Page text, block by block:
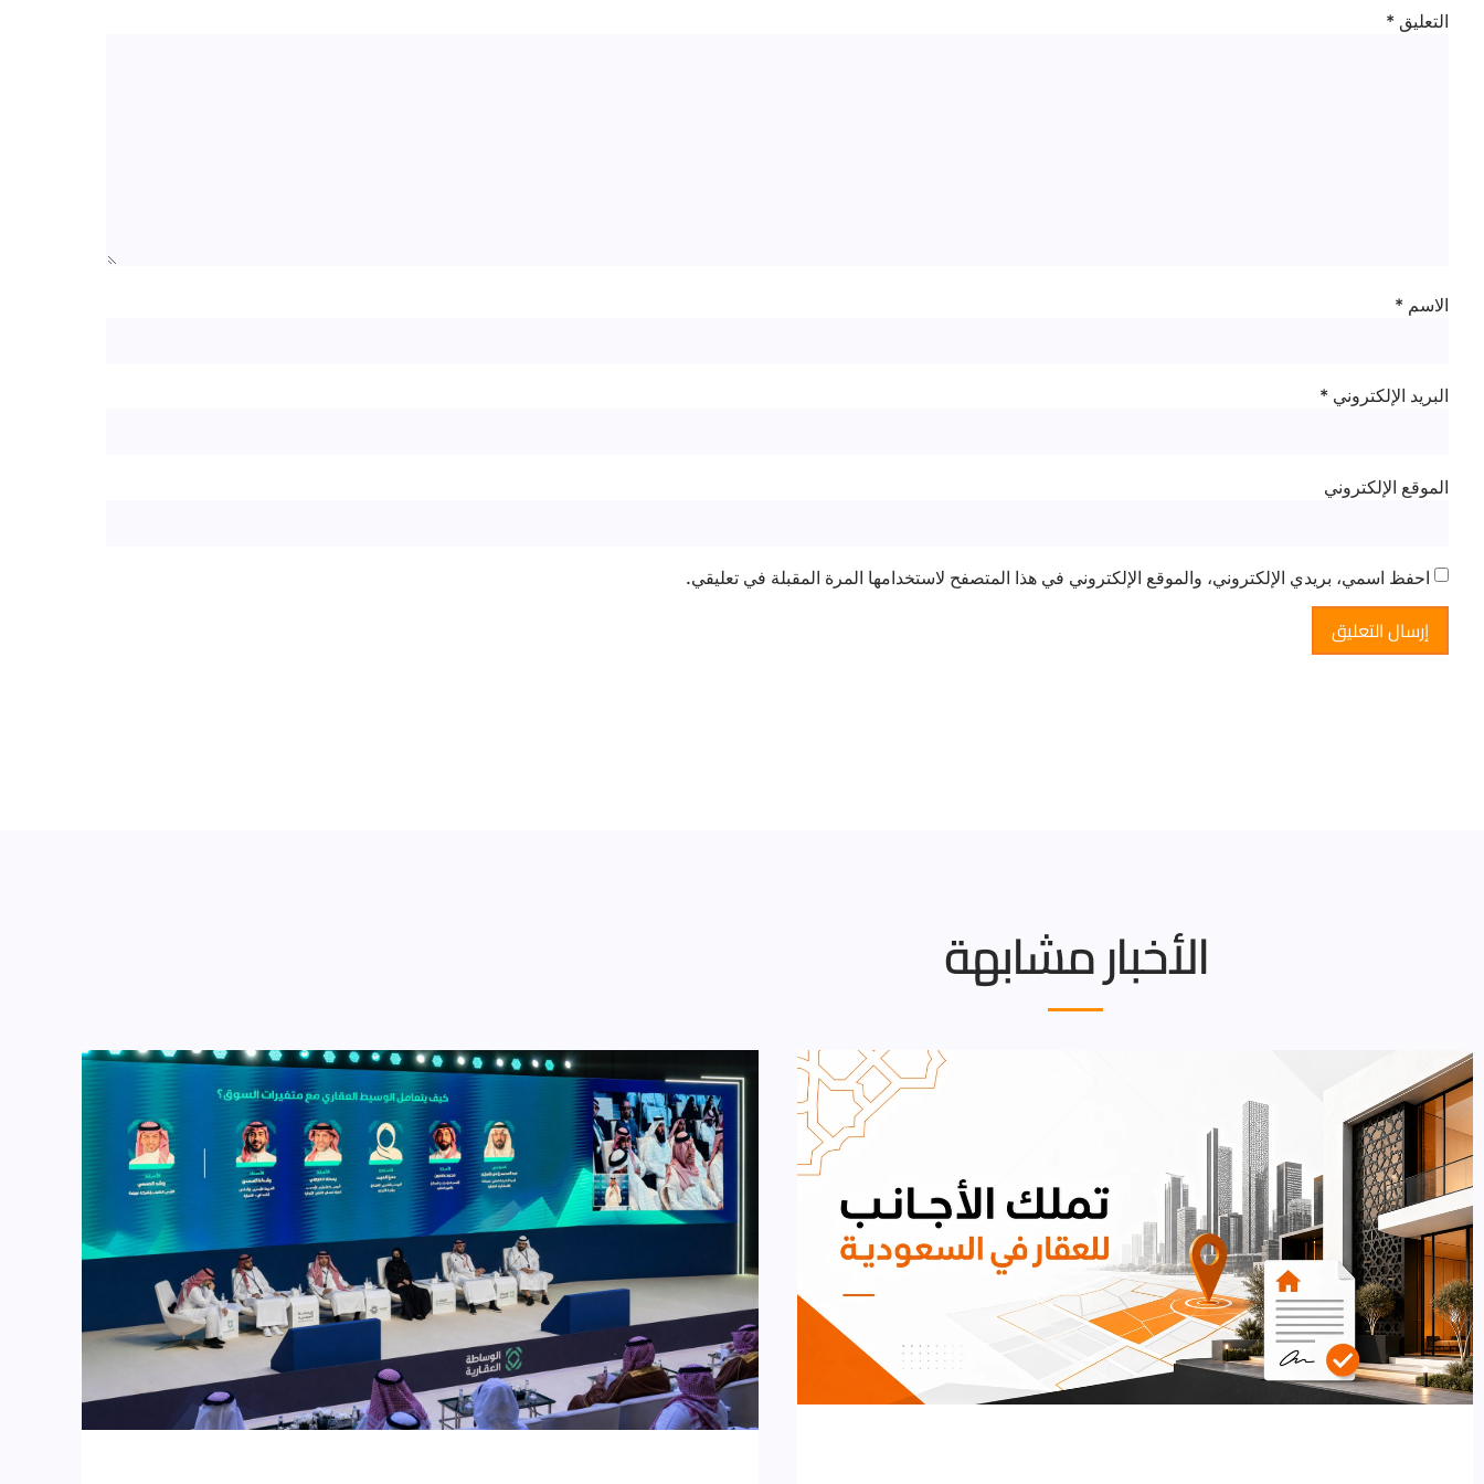
التعليق *
الاسم *
البريد الإلكتروني *
الموقع الإلكتروني
احفظ اسمي، بريدي الإلكتروني، والموقع الإلكتروني في هذا المتصفح لاستخدامها المرة المقبلة في تعليقي.
الأخبار مشابهة